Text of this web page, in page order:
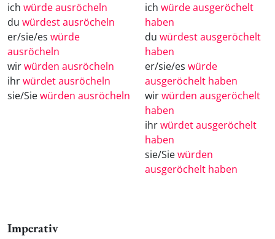
ich würde ausröcheln
du würdest ausröcheln
er/sie/es würde
ausröcheln
wirwürden ausröcheln
ihrwürdet ausröcheln
sie/Siewürden ausröcheln
ich würde ausgeröchelt
haben
du würdest ausgeröchelt
haben
er/sie/es würde
ausgeröchelt haben
wirwürden ausgeröchelt
haben
ihrwürdet ausgeröchelt
haben
sie/Siewürden
ausgeröchelt haben
Imperativ